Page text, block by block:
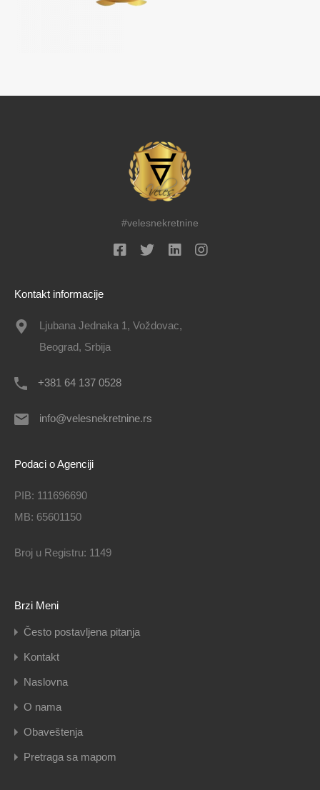
#velesnekretnine
Kontakt informacije
Ljubana Jednaka 1, Voždovac,
Beograd, Srbija
+381 64 137 0528
info@velesnekretnine.rs
Podaci o Agenciji
PIB: 111696690
MB: 65601150
Broj u Registru: 1149
Brzi Meni
Često postavljena pitanja
Kontakt
Naslovna
O nama
Obaveštenja
Pretraga sa mapom